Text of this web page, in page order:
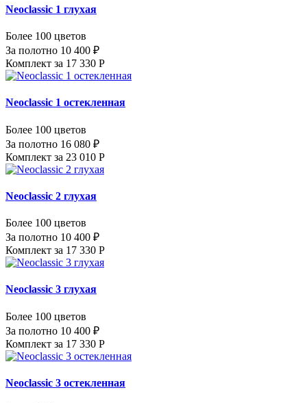
Neoclassic 1 глухая
Более 100 цветов
За полотно 10 400 ₽
Комплект за 17 330 Р
Neoclassic 1 остекленная
Более 100 цветов
За полотно 16 080 ₽
Комплект за 23 010 Р
Neoclassic 2 глухая
Более 100 цветов
За полотно 10 400 ₽
Комплект за 17 330 Р
Neoclassic 3 глухая
Более 100 цветов
За полотно 10 400 ₽
Комплект за 17 330 Р
Neoclassic 3 остекленная